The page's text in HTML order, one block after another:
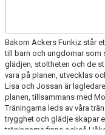
Bakom Ackers Funkiz står
till barn och ungdomar som
glädjen, stoltheten och de
vara på planen, utvecklas
Lisa och Jossan är
planen, tillsammans med
Träningarna leds av våra
trygghet och glädje skapar
träningarna finns också